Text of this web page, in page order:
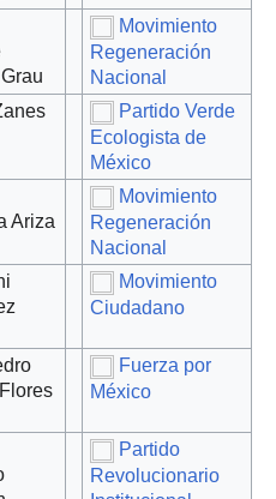
Movimiento
Regeneración
Nacional
Partido Verde
Ecologista de
México
Ariza
Movimiento
Regeneración
Nacional
Movimiento
Ciudadano
Fuerza por
México
Partido
Revolucionario